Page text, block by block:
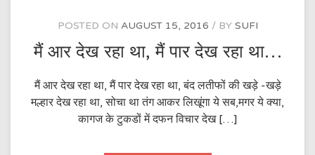
POSTED ON AUGUST 15, 2016 BY SUFI
मैं आर देख रहा था, मैं पार देख रहा था…
मैं आर देख रहा था, मैं पार देख रहा था, बंद लतीफों की खड़े -खड़े
मल्हार देख रहा था, सोचा था तंग आकर लिखूंगा ये सब,मगर ये क्या,
कागज के टुकडों में दफन विचार देख […]